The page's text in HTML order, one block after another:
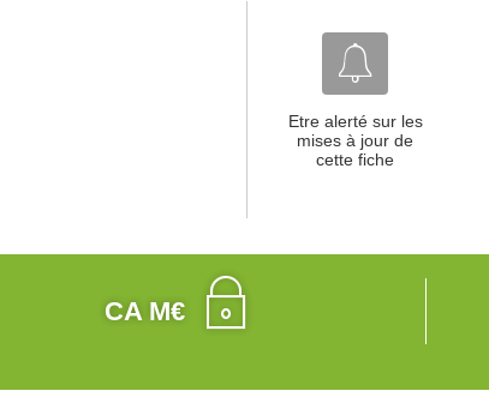
Etre alerté sur les
mises à jour de
cette fiche
CA M€